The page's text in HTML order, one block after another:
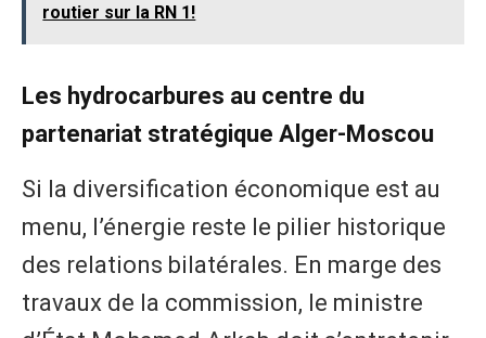
routier sur la RN 1!
Les hydrocarbures au centre du
partenariat stratégique Alger-Moscou
Si la diversification économique est au
menu, l’énergie reste le pilier historique
des relations bilatérales. En marge des
travaux de la commission, le ministre